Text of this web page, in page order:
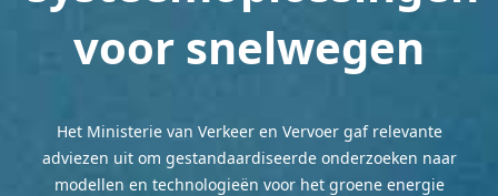
voor snelwegen
Het Ministerie van Verkeer en Vervoer gaf relevante
adviezen uit om gestandaardiseerde onderzoeken naar
modellen en technologieën voor het groene energie